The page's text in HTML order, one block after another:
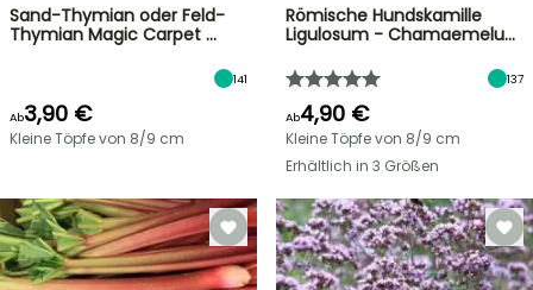
Sand-Thymian oder Feld-
Thymian Magic Carpet …
141
Ab3,90 €
Kleine Töpfe von 8/9 cm
Römische Hundskamille
Ligulosum - Chamaemelu…
137
Ab4,90 €
Kleine Töpfe von 8/9 cm
Erhältlich in 3 Größen